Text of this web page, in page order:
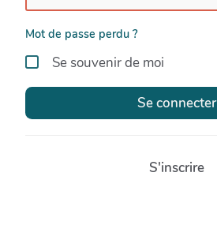
Mot de passe perdu ?
Se souvenir de moi
Se connecter
S'inscrire